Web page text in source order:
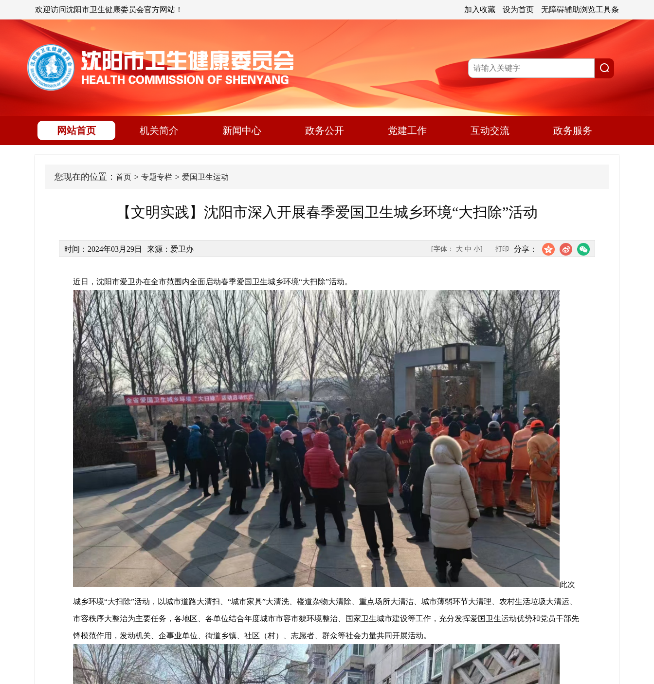
欢迎访问沈阳市卫生健康委员会官方网站！ 无障碍辅助浏览工具条
设为首页
加入收藏
网站首页 机关简介 新闻中心 政务公开 党建工作 互动交流 政务服务
您现在的位置： 首页 > 专题专栏 > 爱国卫生运动
【文明实践】沈阳市深入开展春季爱国卫生城乡环境“大扫除”活动
时间：2024年03月29日 来源：爱卫办 分享：
[字体： 大 中 小] 打印
近日，沈阳市爱卫办在全市范围内全面启动春季爱国卫生城乡环境“大扫除”活动。
此次
城乡环境“大扫除”活动，以城市道路大清扫、“城市家具”大清洗、楼道杂物大清除、重点场所大清洁、城市薄弱环节大清理、农村生活垃圾大清运、
市容秩序大整治为主要任务，各地区、各单位结合年度城市市容市貌环境整治、国家卫生城市建设等工作，充分发挥爱国卫生运动优势和党员干部先
锋模范作用，发动机关、企事业单位、街道乡镇、社区（村）、志愿者、群众等社会力量共同开展活动。